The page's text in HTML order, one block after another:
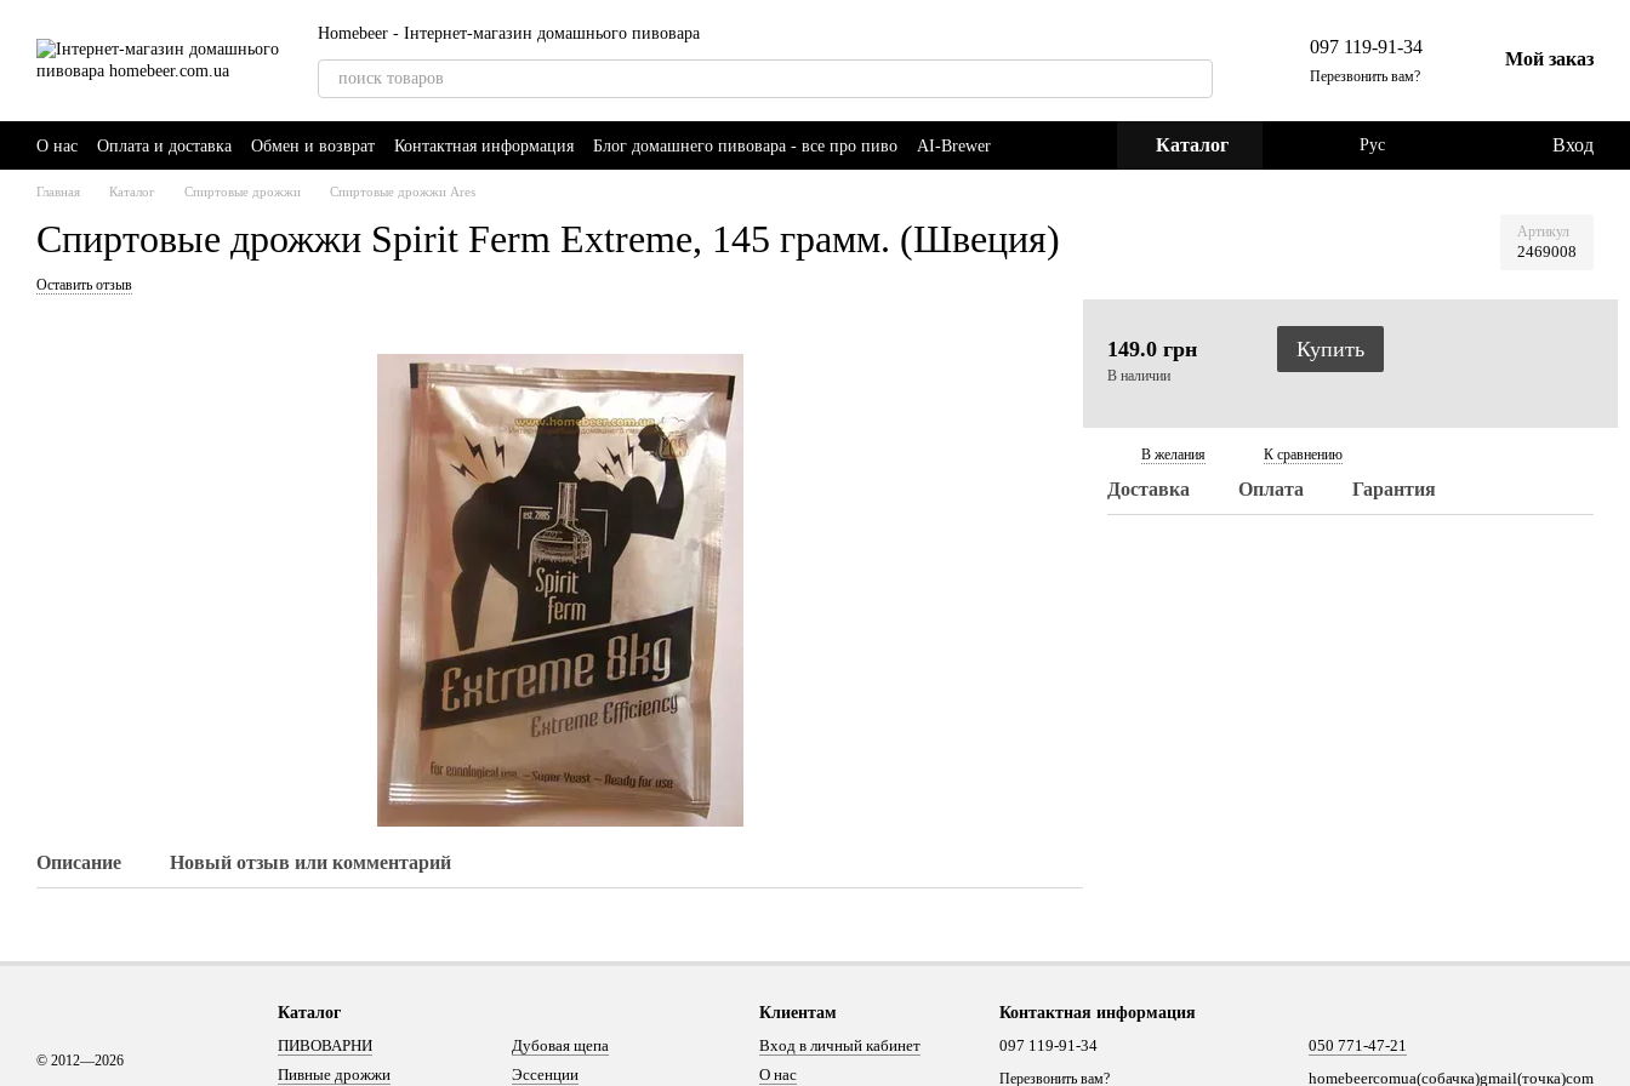
Homebeer - Інтернет-магазин домашнього пивовара
097 119-91-34
Перезвонить вам?
Мой заказ
О нас Оплата и доставка Обмен и возврат Контактная информация Блог домашнего пивовара - все про пиво AI-Brewer Каталог Рус Вход
Главная Каталог Спиртовые дрожжи Спиртовые дрожжи Ares
Спиртовые дрожжи Spirit Ferm Extreme, 145 грамм. (Швеция) Артикул
2469008
Оставить отзыв
Описание Новый отзыв или комментарий
149.0 грн
В наличии
Купить
В желания К сравнению
Доставка Оплата Гарантия
© 2012—2026
Каталог
ПИВОВАРНИ
Пивные дрожжи
Дубовая щепа
Эссенции
Клиентам
Вход в личный кабинет
О нас
Контактная информация
097 119-91-34
Перезвонить вам?
050 771-47-21
homebeercomua(собачка)gmail(точка)com